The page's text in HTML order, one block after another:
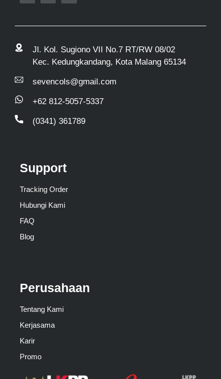
Jl. Kol. Sugiono VII No.7 RT/RW 08/02
Kec. Kedungkandang, Kota Malang 65134
sevencols@gmail.com
+62 812-5057-5337
(0341) 361789
Support
Tracking Order
Hubungi Kami
FAQ
Blog
Perusahaan
Tentang Kami
Kerjasama
Karir
Promo